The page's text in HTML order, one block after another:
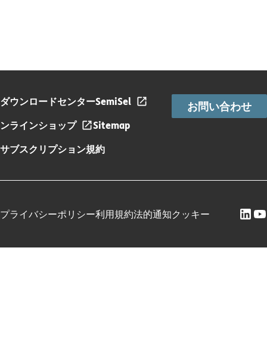
ダウンロードセンターSemiSel
ンラインショップ
Sitemap
サブスクリプション規約
お問い合わせ
プライバシーポリシー利用規約法的通知クッキー